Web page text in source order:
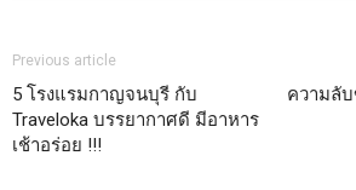
Previous article
5 โรงแรมกาญจนบุรี กับ
Traveloka บรรยากาศดี มีอาหาร
เช้าอร่อย !!!
ความลั